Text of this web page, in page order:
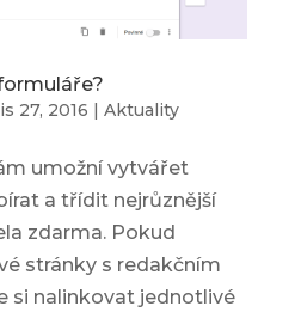
27, 2016 | Aktuality
umožní vytvářet
a třídit nejrůznější
zdarma. Pokud
stránky s redakčním
si nalinkovat jednotlivé